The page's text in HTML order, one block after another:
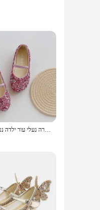
array of nail
while
the
purchase for
these nail
2024 האביב בנות 1 עד 12 בנות להתלבש נעליים נעליים מחודד הבוהן ילדת העשרה נעלי עור ילדה נעלי כלה f12131